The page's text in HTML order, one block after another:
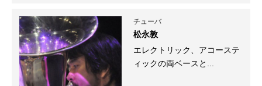
チューバ
松永敦
エレクトリック、アコーステ
ィックの両ベースと...